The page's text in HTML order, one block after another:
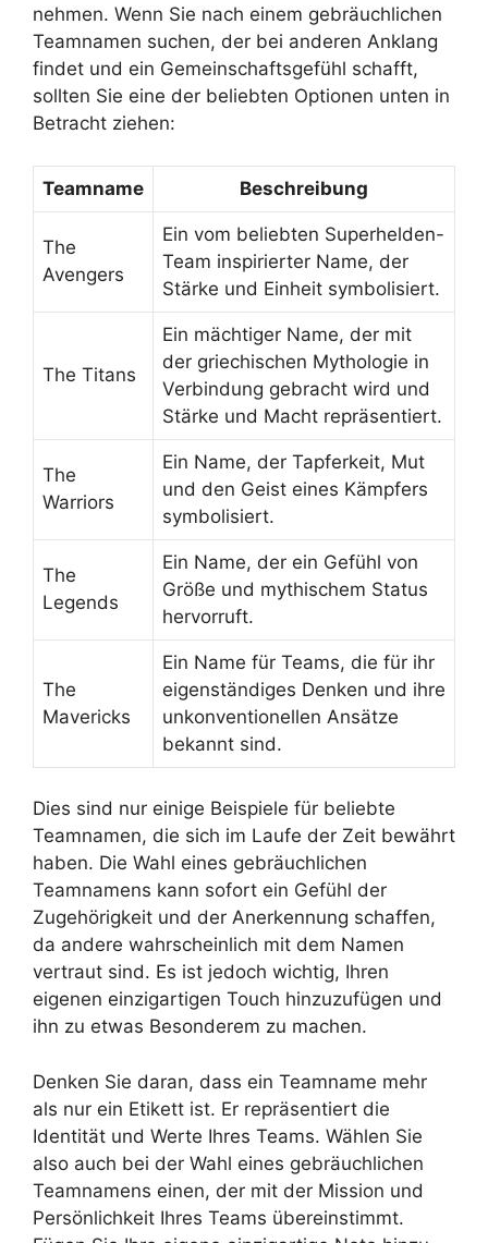
nehmen. Wenn Sie nach einem gebräuchlichen
Teamnamen suchen, der bei anderen Anklang
findet und ein Gemeinschaftsgefühl schafft,
sollten Sie eine der beliebten Optionen unten in
Betracht ziehen:
Teamname Beschreibung
The
Avengers
Ein vom beliebten Superhelden-
Team inspirierter Name, der
Stärke und Einheit symbolisiert.
The Titans
Ein mächtiger Name, der mit
der griechischen Mythologie in
Verbindung gebracht wird und
Stärke und Macht repräsentiert.
The
Warriors
Ein Name, der Tapferkeit, Mut
und den Geist eines Kämpfers
symbolisiert.
The
Legends
Ein Name, der ein Gefühl von
Größe und mythischem Status
hervorruft.
The
Mavericks
Ein Name für Teams, die für ihr
eigenständiges Denken und ihre
unkonventionellen Ansätze
bekannt sind.
Dies sind nur einige Beispiele für beliebte
Teamnamen, die sich im Laufe der Zeit bewährt
haben. Die Wahl eines gebräuchlichen
Teamnamens kann sofort ein Gefühl der
Zugehörigkeit und der Anerkennung schaffen,
da andere wahrscheinlich mit dem Namen
vertraut sind. Es ist jedoch wichtig, Ihren
eigenen einzigartigen Touch hinzuzufügen und
ihn zu etwas Besonderem zu machen.
Denken Sie daran, dass ein Teamname mehr
als nur ein Etikett ist. Er repräsentiert die
Identität und Werte Ihres Teams. Wählen Sie
also auch bei der Wahl eines gebräuchlichen
Teamnamens einen, der mit der Mission und
Persönlichkeit Ihres Teams übereinstimmt.